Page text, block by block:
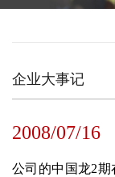
企业大事记
2008/07/16
公司的中国龙2